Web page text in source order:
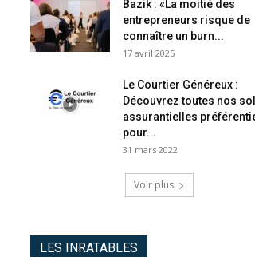
Bazik : «La moitié des
entrepreneurs risque de
connaître un burn...
17 avril 2025
Le Courtier Généreux :
Découvrez toutes nos
assurantielles
pour...
31 mars 2022
Voir plus
LES INRATABLES